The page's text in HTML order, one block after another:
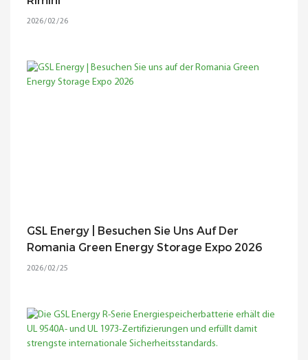
2026 02 26
GSL Energy | Besuchen Sie Uns Auf Der
Romania Green Energy Storage Expo 2026
2026 02 25